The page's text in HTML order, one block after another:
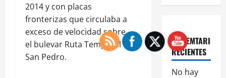
2014 y con placas
fronterizas que circulaba a
exceso de velocidad sobre
el bulevar Ruta Temporal
San Pedro.
COMEMTARIOS
RECIENTES
No hay